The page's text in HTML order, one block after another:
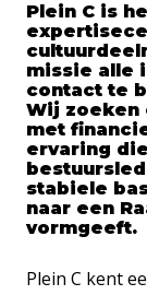
Plein C is
missie alle
contact te
Wij zoeken
met
ervaring
stabiele
naar een
vormgeeft.
Plein C kent